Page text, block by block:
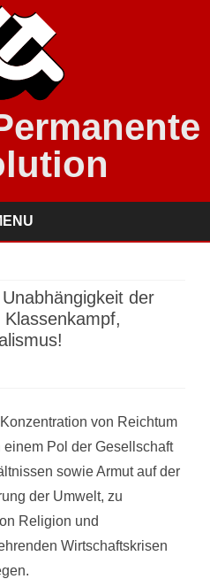
der
von Reichtum
Pol der Gesellschaft
sowie Armut auf der
der Umwelt, zu
Religion und
Wirtschaftskrisen